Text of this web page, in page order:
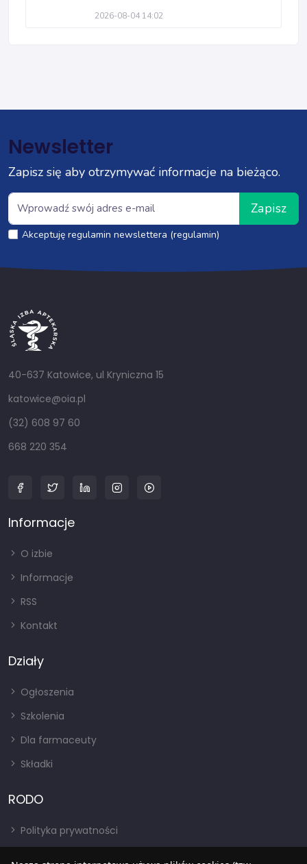
2026-08-04 14:02
Newsletter
Zapisz się aby otrzymywać informacje na bieżąco.
Zapisz
Akceptuję regulamin newslettera (regulamin)
40-637 Katowice, ul Kryniczna 15
katowice@oia.pl
(32) 608 97 60
668 220 354
Informacje
O izbie
Informacje
RSS
Kontakt
Działy
Ogłoszenia
Szkolenia
Dla farmaceuty
Składki
RODO
Polityka prywatności